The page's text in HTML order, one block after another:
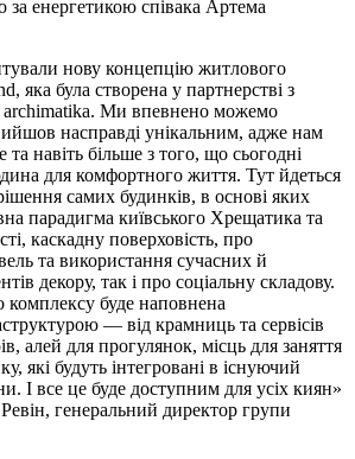
за енергетикою співака Артема
нову концепцію житлового
яка була створена у партнерстві з
archimatika. Ми впевнено можемо
насправді унікальним, адже нам
та навіть більше з того, що сьогодні
для комфортного життя. Тут йдеться
самих будинків, в основі яких
парадигма київського Хрещатика та
каскадну поверховість, про
та використання сучасних й
декору, так і про соціальну складову.
комплексу буде наповнена
— від крамниць та сервісів
алей для прогулянок, місць для заняття
які будуть інтегровані в існуючий
І все це буде доступним для усіх киян»
генеральний директор групи